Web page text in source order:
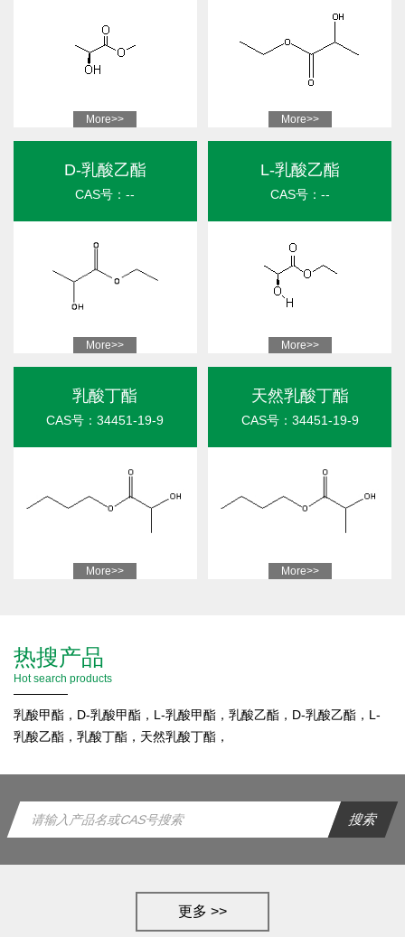
More>> More>>
D-乳酸乙酯
CAS号：--
More>>
L-乳酸乙酯
CAS号：--
More>>
乳酸丁酯
CAS号：34451-19-9
More>>
天然乳酸丁酯
CAS号：34451-19-9
More>>
热搜产品
Hot search products
乳酸甲酯， D-乳酸甲酯， L-乳酸甲酯， 乳酸乙酯， D-乳酸乙酯， L-
乳酸乙酯， 乳酸丁酯， 天然乳酸丁酯，
更多 >>